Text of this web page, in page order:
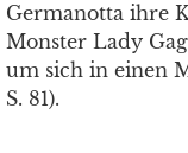
Germanotta ihre
Monster Lady
um sich in einen
S. 81).